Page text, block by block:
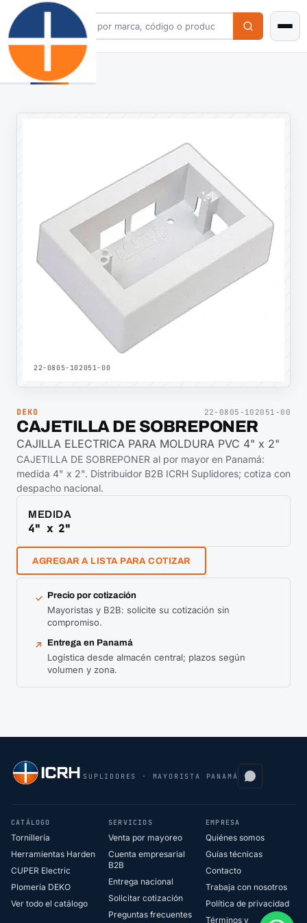
22-0805-102051-00
DEKO 22-0805-102051-00
CAJETILLA DE SOBREPONER
CAJILLA ELECTRICA PARA MOLDURA PVC 4" x 2"
CAJETILLA DE SOBREPONER al por mayor en Panamá:
medida 4" x 2". Distribuidor B2B ICRH Suplidores; cotiza con
despacho nacional.
MEDIDA
4" x 2"
AGREGAR A LISTA PARA COTIZAR
✓ Precio por cotización
Mayoristas y B2B: solicite su cotización sin
compromiso.
↗ Entrega en Panamá
Logística desde almacén central; plazos según
volumen y zona.
SUPLIDORES · MAYORISTA PANAMÁ
CATÁLOGO
Tornillería
Herramientas Harden
CUPER Electric
Plomería DEKO
Ver todo el catálogo
SERVICIOS
Venta por mayoreo
Cuenta empresarial
B2B
Entrega nacional
Solicitar cotización
Preguntas frecuentes
EMPRESA
Quiénes somos
Guías técnicas
Contacto
Trabaja con nosotros
Política de privacidad
Términos y